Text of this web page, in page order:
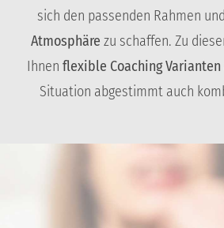
sich den passenden Rahmen
Atmosphäre zu schaffen. Zu
Ihnen flexible Coaching Varianten
Situation abgestimmt auch